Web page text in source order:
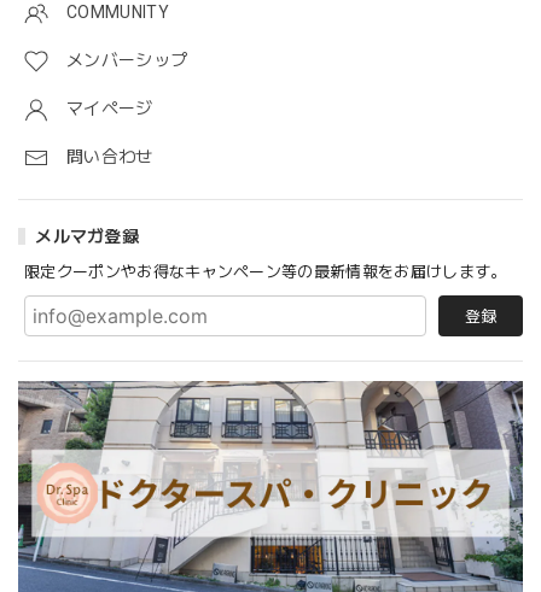
COMMUNITY
メンバーシップ
マイページ
問い合わせ
メルマガ登録
限定クーポンやお得なキャンペーン等の最新情報をお届けします。
登録